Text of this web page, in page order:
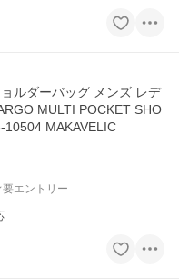
ルダーバッグ メンズ レデ
MULTI POCKET SHO
10504 MAKAVELIC
要エントリー